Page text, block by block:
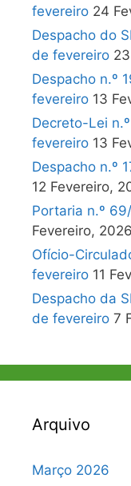
fevereiro 24
Despacho do
de fevereiro
Despacho n.º
fevereiro 13
Decreto-Lei
fevereiro 13
Despacho n.º
12 Fevereiro,
Portaria n.º
Fevereiro, 2026
Ofício-
fevereiro 11
Despacho da
de fevereiro 7
Arquivo
Março 2026